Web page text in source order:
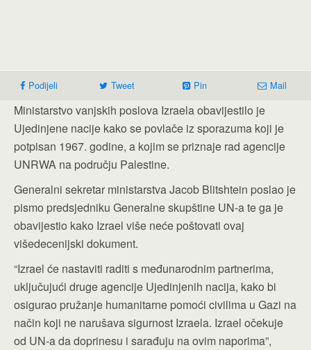
Podijeli Tweet Pin Mail
Ministarstvo vanjskih poslova Izraela obavijestilo je
Ujedinjene nacije kako se povlače iz sporazuma koji je
potpisan 1967. godine, a kojim se priznaje rad agencije
UNRWA na području Palestine.
Generalni sekretar ministarstva Jacob Blitshtein poslao je
pismo predsjedniku Generalne skupštine UN-a te ga je
obavijestio kako Izrael više neće poštovati ovaj
višedecenijski dokument.
“Izrael će nastaviti raditi s međunarodnim partnerima,
uključujući druge agencije Ujedinjenih nacija, kako bi
osigurao pružanje humanitarne pomoći civilima u Gazi na
način koji ne narušava sigurnost Izraela. Izrael očekuje
od UN-a da doprinesu i sarađuju na ovim naporima”,